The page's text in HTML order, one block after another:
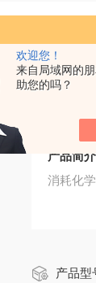
欢迎您！
来自局域网的
助您的吗？
在
产品简
消耗化
产品型